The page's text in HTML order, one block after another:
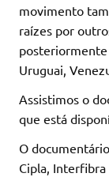
movimento
raízes por
Uruguai,
Assistimos o
que está
O
Cipla, Interfibra